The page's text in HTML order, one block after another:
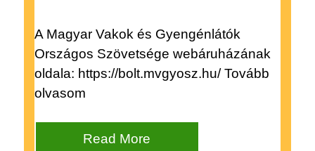
A Magyar Vakok és Gyengénlátók
Országos Szövetsége webáruházának
oldala: https://bolt.mvgyosz.hu/ Tovább
olvasom
Read More